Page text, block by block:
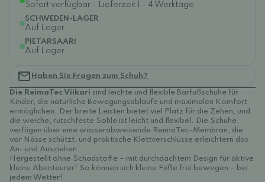
Sofort verfügbar - Lieferzeit 1 - 4 Werktage
SCHWEDEN-LAGER
Auf Lager
PIETARSAARI
Auf Lager
Haben Sie Fragen zum Schuh?
Die ReimaTec Viikari sind leichte und flexible Barfußschuhe für
Kinder, die natürliche Bewegungsabläufe und maximalen Komfort
ermöglichen. Der breite Leisten bietet viel Platz für die Zehen, und
die weiche, rutschfeste Sohle ist leicht und flexibel. Die Schuhe
verfügen über eine wasserabweisende ReimaTec-Membran, die
vor Nässe schützt, und praktische Klettverschlüsse erleichtern das
An- und Ausziehen.
Hergestellt ohne Schadstoffe – mit durchdachtem Design für aktive
kleine Abenteurer! So können sich kleine Füße frei bewegen – bei
jedem Wetter!